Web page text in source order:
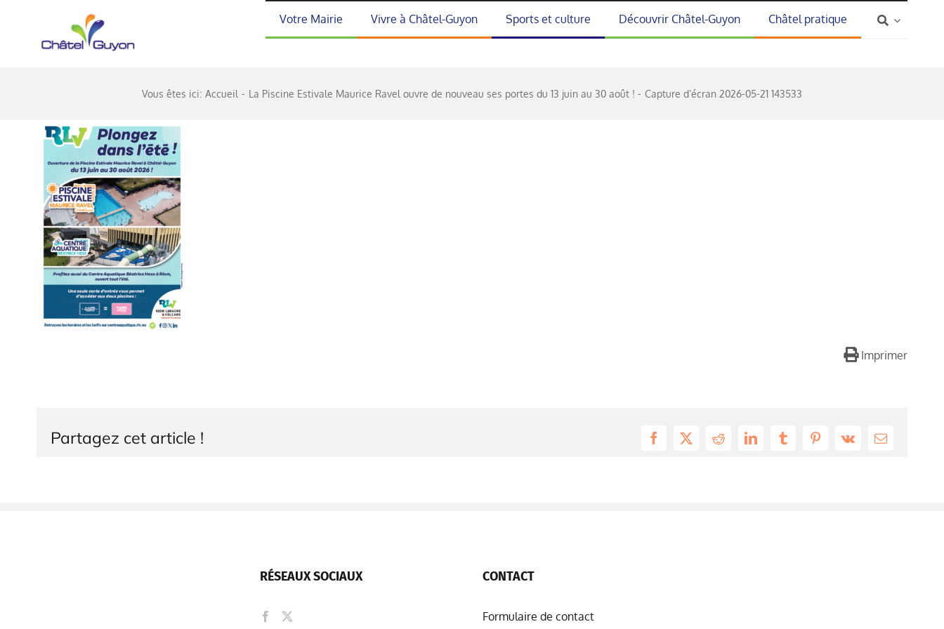
Votre Mairie Vivre à Châtel-Guyon Sports et culture Découvrir Châtel-Guyon Châtel pratique
Vous êtes ici: Accueil La Piscine Estivale Maurice Ravel ouvre de nouveau ses portes du 13 juin au 30 août ! Capture d’écran 2026-05-21 143533
Imprimer
Partagez cet article ! Facebook
X RedditLinkedInTumblrPinterest
Vk Email
RÉSEAUX SOCIAUX CONTACT
Formulaire de contact